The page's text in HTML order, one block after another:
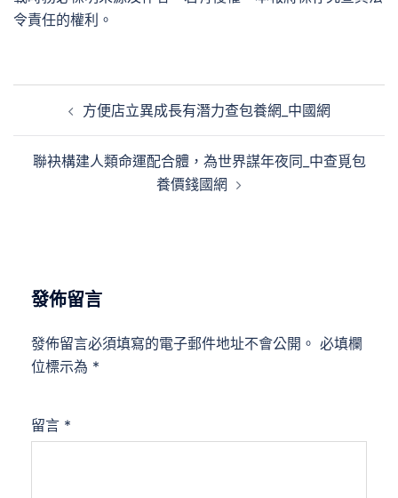
令責任的權利。
覽
方便店立異成長有潛力查包養網_中國網
聯袂構建人類命運配合體，為世界謀年夜同_中查覓包
養價錢國網
發佈留言
發佈留言必須填寫的電子郵件地址不會公開。 必填欄
位標示為 *
留言 *